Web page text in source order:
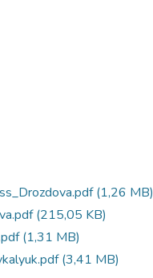
(1,26 MB)
(215,05 KB)
(1,31 MB)
(3,41 MB)